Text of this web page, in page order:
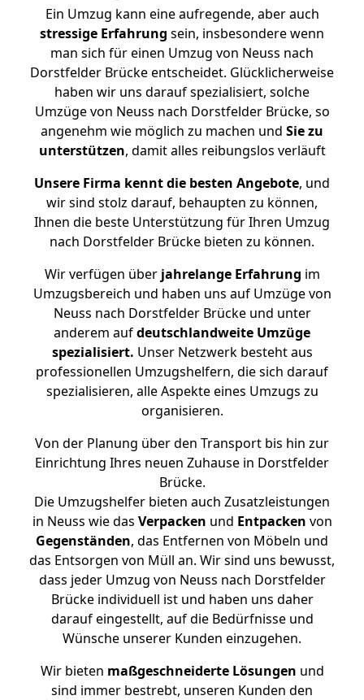
Ein Umzug kann eine aufregende, aber auch
stressige Erfahrung sein, insbesondere wenn
man sich für einen Umzug von Neuss nach
Dorstfelder Brücke entscheidet. Glücklicherweise
haben wir uns darauf spezialisiert, solche
Umzüge von Neuss nach Dorstfelder Brücke, so
angenehm wie möglich zu machen und Sie zu
unterstützen, damit alles reibungslos verläuft
Unsere Firma kennt die besten Angebote, und
wir sind stolz darauf, behaupten zu können,
Ihnen die beste Unterstützung für Ihren Umzug
nach Dorstfelder Brücke bieten zu können.
Wir verfügen überjahrelange Erfahrung im
Umzugsbereich und haben uns auf Umzüge von
Neuss nach Dorstfelder Brücke und unter
anderem aufdeutschlandweite Umzüge
spezialisiert. Unser Netzwerk besteht aus
professionellen Umzugshelfern, die sich darauf
spezialisieren, alle Aspekte eines Umzugs zu
organisieren.
Von der Planung über den Transport bis hin zur
Einrichtung Ihres neuen Zuhause in Dorstfelder
Brücke.
Die Umzugshelfer bieten auch Zusatzleistungen
in Neuss wie das Verpacken und Entpacken von
Gegenständen, das Entfernen von Möbeln und
das Entsorgen von Müll an. Wir sind uns bewusst,
dass jeder Umzug von Neuss nach Dorstfelder
Brücke individuell ist und haben uns daher
darauf eingestellt, auf die Bedürfnisse und
Wünsche unserer Kunden einzugehen.
Wir bieten maßgeschneiderte Lösungen und
sind immer bestrebt, unseren Kunden den